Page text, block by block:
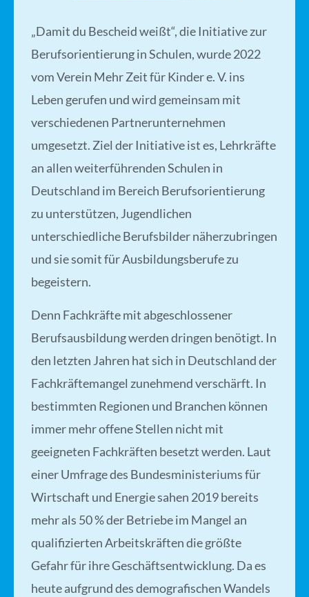
„Damit du Bescheid weißt“, die Initiative zur
Berufsorientierung in Schulen, wurde 2022
vom Verein Mehr Zeit für Kinder e. V. ins
Leben gerufen und wird gemeinsam mit
verschiedenen Partnerunternehmen
umgesetzt. Ziel der Initiative ist es, Lehrkräfte
an allen weiterführenden Schulen in
Deutschland im Bereich Berufsorientierung
zu unterstützen, Jugendlichen
unterschiedliche Berufsbilder näherzubringen
und sie somit für Ausbildungsberufe zu
begeistern.
Denn Fachkräfte mit abgeschlossener
Berufsausbildung werden dringen benötigt. In
den letzten Jahren hat sich in Deutschland der
Fachkräftemangel zunehmend verschärft. In
bestimmten Regionen und Branchen können
immer mehr offene Stellen nicht mit
geeigneten Fachkräften besetzt werden. Laut
einer Umfrage des Bundesministeriums für
Wirtschaft und Energie sahen 2019 bereits
mehr als 50 % der Betriebe im Mangel an
qualifizierten Arbeitskräften die größte
Gefahr für ihre Geschäftsentwicklung. Da es
heute aufgrund des demografischen Wandels